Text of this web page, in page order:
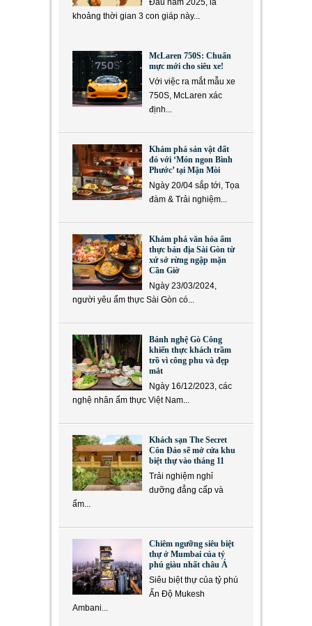
Đầu năm 2025, là
khoảng thời gian 3 con giáp này...
McLaren 750S: Chuẩn
mực mới cho siêu xe!
Với việc ra mắt mẫu xe
750S, McLaren xác
định...
Khám phá sản vật đất
đỏ với ‘Món ngon Bình
Phước’ tại Mặn Mòi
Ngày 20/04 sắp tới, Tọa
đàm & Trải nghiệm...
Khám phá văn hóa ẩm
thực bản địa Sài Gòn từ
xứ sở rừng ngập mặn
Cần Giờ
Ngày 23/03/2024,
người yêu ẩm thực Sài Gòn có...
Bánh nghệ Gò Công
khiến thực khách trầm
trồ vì công phu và đẹp
mắt
Ngày 16/12/2023, các
nghệ nhân ẩm thực Việt Nam...
Khách sạn The Secret
Côn Đảo sẽ mở cửa khu
biệt thự vào tháng 11
Trải nghiệm nghỉ
dưỡng đẳng cấp và
ẩm...
Chiêm ngưỡng siêu biệt
thự ở Mumbai của tỷ
phú giàu nhất châu Á
Siêu biệt thự của tỷ phú
Ấn Độ Mukesh
Ambani...